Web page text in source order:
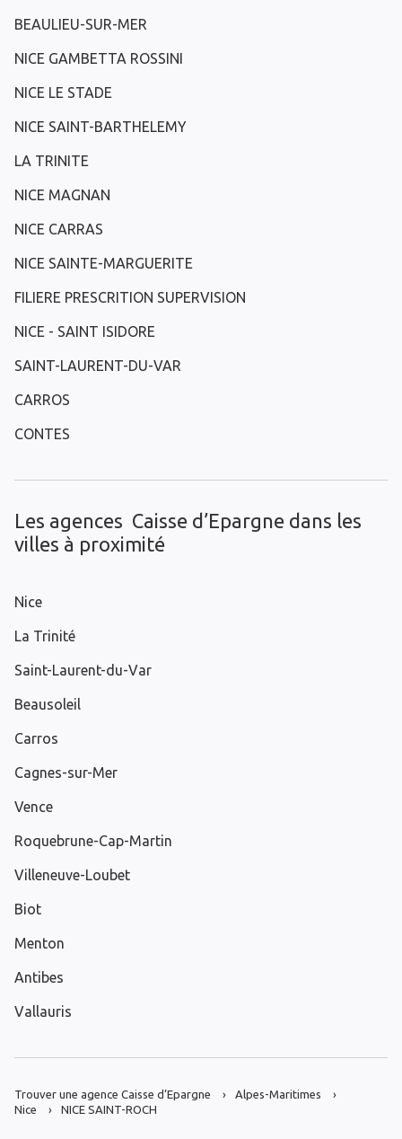
BEAULIEU-SUR-MER
NICE GAMBETTA ROSSINI
NICE LE STADE
NICE SAINT-BARTHELEMY
LA TRINITE
NICE MAGNAN
NICE CARRAS
NICE SAINTE-MARGUERITE
FILIERE PRESCRITION SUPERVISION
NICE - SAINT ISIDORE
SAINT-LAURENT-DU-VAR
CARROS
CONTES
Les agences Caisse d’Epargne dans les
villes à proximité
Nice
La Trinité
Saint-Laurent-du-Var
Beausoleil
Carros
Cagnes-sur-Mer
Vence
Roquebrune-Cap-Martin
Villeneuve-Loubet
Biot
Menton
Antibes
Vallauris
Trouver une agence Caisse d’Epargne
Alpes-Maritimes
Nice
NICE SAINT-ROCH